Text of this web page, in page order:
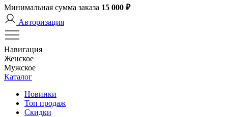
Минимальная сумма заказа 15 000 ₽
Авторизация
Навигация
Женское
Мужское
Каталог
Новинки
Топ продаж
Скидки